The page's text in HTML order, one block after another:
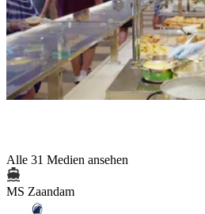
Alle 31 Medien ansehen
MS Zaandam